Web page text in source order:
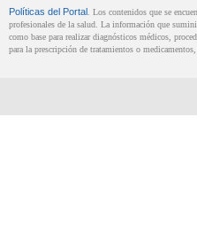
Políticas del Portal . Los contenidos que se
profesionales de la salud. La información que
como base para realizar diagnósticos médicos,
para la prescripción de tratamientos o